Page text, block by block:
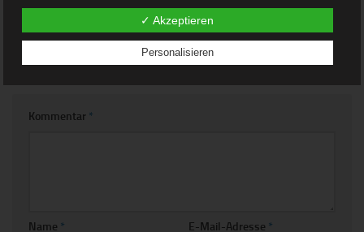
SCHREIBE EINEN KOMMENTAR
Kommentar *
Name * E-Mail-Adresse *
Recht der Mitgliedstaaten vorgesehen werden.
h) Auftragsverarbeiter
Auftragsverarbeiter ist eine natürliche oder juristische
i) Empfänger
personenbezogene Daten erhalten, gelten jedoch nicht als
✓ Akzeptieren
Personalisieren